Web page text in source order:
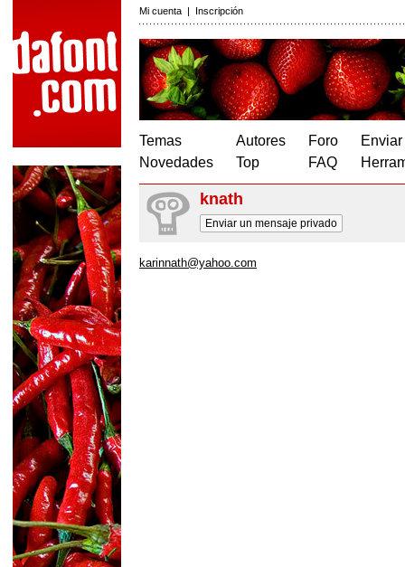
Mi cuenta | Inscripción
Temas
Novedades
Autores
Top
Foro
FAQ
knath
Enviar un mensaje privado
karinnath@yahoo.com